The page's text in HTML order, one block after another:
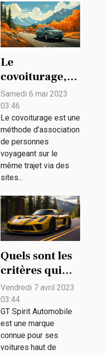
Le
covoiturage,
qu'est-ce que
c'est ?
Samedi 6 mai 2023
03:46
Le covoiturage est une
méthode d’association
de personnes
voyageant sur le
même trajet via des
sites...
Quels sont les
critères qui
déterminent
un bon
véhicule GT
Spirit
Automobile ?
Vendredi 7 avril 2023
03:44
GT Spirit Automobile
est une marque
connue pour ses
voitures haut de